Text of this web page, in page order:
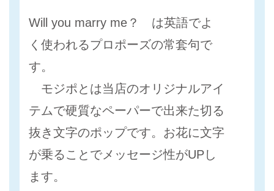
Will you marry me？ は英語でよ
く使われるプロポーズの常套句で
す。
モジポとは当店のオリジナルアイ
テムで硬質なペーパーで出来た切る
抜き文字のポップです。お花に文字
が乗ることでメッセージ性がUPし
ます。